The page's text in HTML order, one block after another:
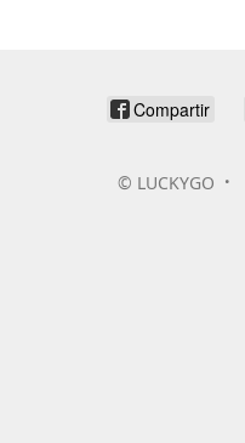
Compartir
© LUCKYGO